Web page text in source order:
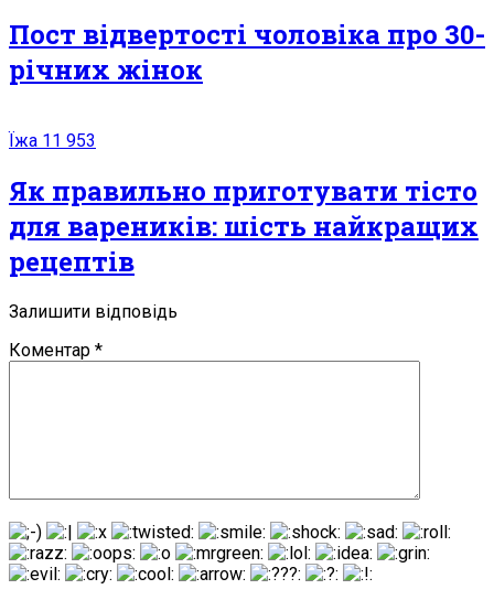
Пост відвертості чоловіка про 30-
річних жінок
Їжа 11 953
Як правильно приготувати тісто
для вареників: шість найкращих
рецептів
Залишити відповідь
Коментар *